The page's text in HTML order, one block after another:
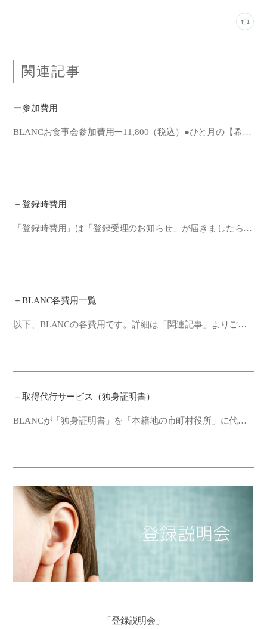
関連記事
ー参加費用
BLANCお食事会参加費用ー11,800（税込）●ひと月の【希…
－登録時費用
「登録時費用」は「登録受理のお知らせ」が届きましたら…
－BLANC各費用一覧
以下、BLANCの各費用です。詳細は「関連記事」よりご…
－取得代行サービス（独身証明書）
BLANCが「独身証明書」を「本籍地の市町村役所」に代…
「登録説明会」